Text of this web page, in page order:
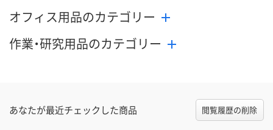
オフィス用品のカテゴリー
作業・研究用品のカテゴリー
あなたが最近チェックした商品 閲覧履歴の削除